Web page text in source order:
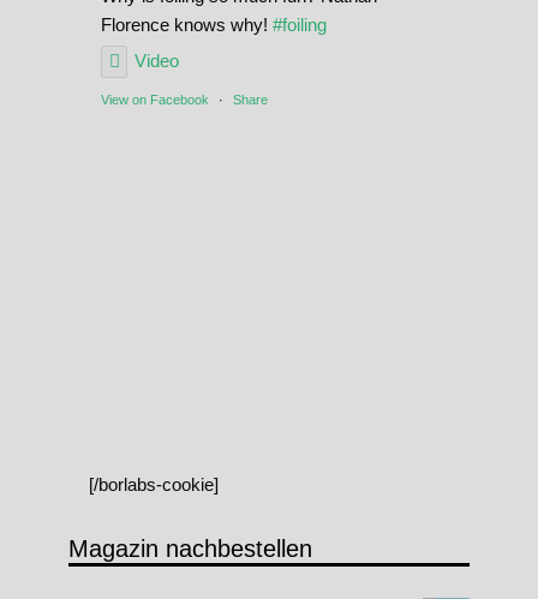
Florence knows why! #foiling
Video
View on Facebook · Share
[/borlabs-cookie]
Magazin nachbestellen